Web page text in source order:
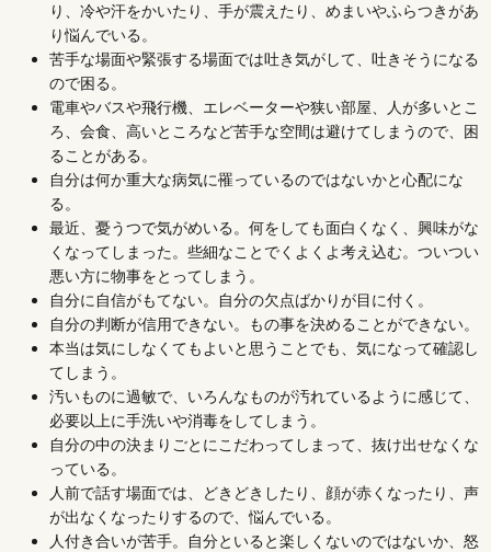
り、冷や汗をかいたり、手が震えたり、めまいやふらつきがあ
り悩んでいる。
苦手な場面や緊張する場面では吐き気がして、吐きそうになる
ので困る。
電車やバスや飛行機、エレベーターや狭い部屋、人が多いとこ
ろ、会食、高いところなど苦手な空間は避けてしまうので、困
ることがある。
自分は何か重大な病気に罹っているのではないかと心配にな
る。
最近、憂うつで気がめいる。何をしても面白くなく、興味がな
くなってしまった。些細なことでくよくよ考え込む。ついつい
悪い方に物事をとってしまう。
自分に自信がもてない。自分の欠点ばかりが目に付く。
自分の判断が信用できない。もの事を決めることができない。
本当は気にしなくてもよいと思うことでも、気になって確認し
てしまう。
汚いものに過敏で、いろんなものが汚れているように感じて、
必要以上に手洗いや消毒をしてしまう。
自分の中の決まりごとにこだわってしまって、抜け出せなくな
っている。
人前で話す場面では、どきどきしたり、顔が赤くなったり、声
が出なくなったりするので、悩んでいる。
人付き合いが苦手。自分といると楽しくないのではないか、怒